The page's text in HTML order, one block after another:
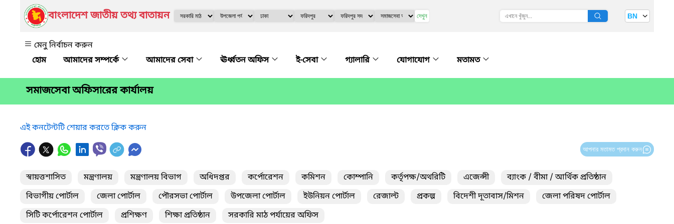
বাংলাদেশ জাতীয় তথ্য বাতায়ন দেখুন BN
মেনু নির্বাচন করুন
আমাদের সম্পর্কে
আমাদের সেবা ঊর্ধ্বতন অফিস ই-সেবা গ্যালারি যোগাযোগ মতামত
সমাজসেবা অফিসারের কার্যালয়
এই কনটেন্টটি শেয়ার করতে ক্লিক করুন
আপনার মতামত প্রদান করুন
স্বায়ত্তশাসিত মন্ত্রণালয় মন্ত্রণালয় বিভাগ অধিদপ্তর কর্পোরেশন কমিশন কোম্পানি কর্তৃপক্ষ/অথরিটি এজেন্সী
ব্যাংক / বীমা / আর্থিক প্রতিষ্ঠান
বিভাগীয় পোর্টাল
জেলা পোর্টাল পৌরসভা পোর্টাল উপজেলা পোর্টাল ইউনিয়ন পোর্টাল রেজাল্ট প্রকল্প বিদেশী দূতাবাস/মিশন
জেলা পরিষদ পোর্টাল
সিটি কর্পোরেশন পোর্টাল
প্রশিক্ষণ শিক্ষা প্রতিষ্ঠান সরকারি মাঠ পর্যায়ের অফিস